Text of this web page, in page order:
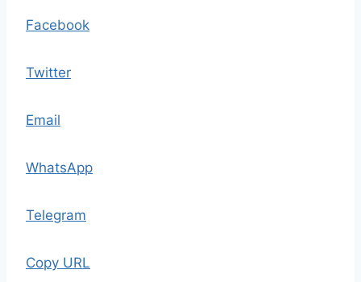
Facebook
Twitter
Email
WhatsApp
Telegram
Copy URL